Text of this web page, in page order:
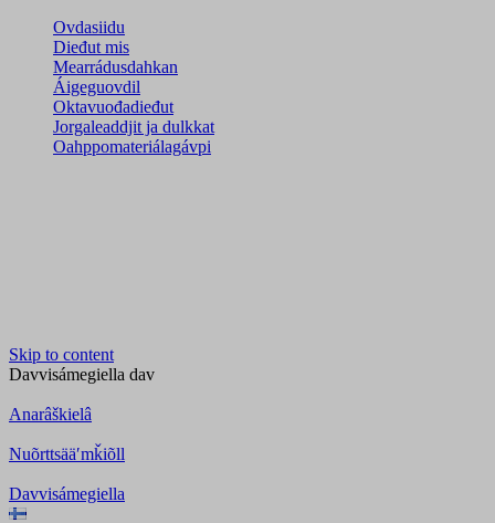
Ovdasiidu
Dieđut mis
Mearrádusdahkan
Áigeguovdil
Oktavuođadieđut
Jorgaleaddjit ja dulkkat
Oahppomateriálagávpi
Skip to content
Davvisámegiella dav
Anarâškielâ
Nuõrttsääʹmǩiõll
Davvisámegiella